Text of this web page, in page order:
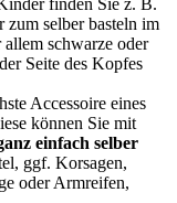
finden Sie z. B.
zum selber basteln im
schwarze oder
Seite des Kopfes
Accessoire eines
können Sie mit
einfach selber
ggf. Korsagen,
oder Armreifen,